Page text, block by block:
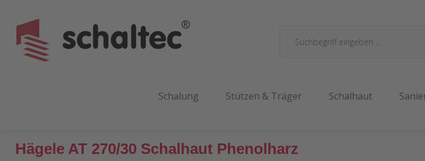
Schalung Stützen & Träger Schalhaut
Hägele AT 270/30 Schalhaut Phenolharz